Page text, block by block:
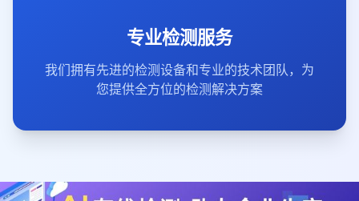
专业检测服务
我们拥有先进的检测设备和专业的技术团队，为
您提供全方位的检测解决方案